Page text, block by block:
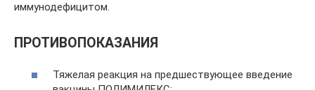
иммунодефицитом.
ПРОТИВОПОКАЗАНИЯ
Тяжелая реакция на предшествующее введение